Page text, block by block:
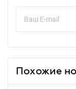
Похожие